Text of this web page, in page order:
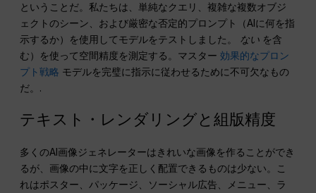
ということだ。私たちは、単純なクエリ、複雑な複数オブジ
ェクトのシーン、および厳密な否定的プロンプト（AIに何を指
示するか）を使用してモデルをテストしました。 ない を含
む）を使って空間精度を測定する。マスター効果的なプロン
プト戦略 モデルを完璧に指示に従わせるために不可欠なもの
だ。.
テキスト・レンダリングと組版精度
多くのAI画像ジェネレーターはきれいな画像を作ることができ
るが、画像の中に文字を正しく配置できるものは少ない。こ
れはポスター、パッケージ、ソーシャル広告、メニュー、ラ